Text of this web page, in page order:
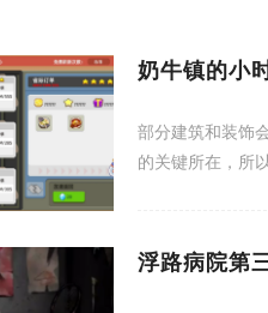
奶牛镇的小
部分建筑和装饰
的关键所在，所
浮路病院第